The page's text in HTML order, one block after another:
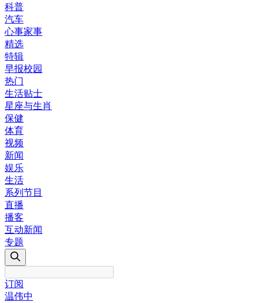
科普
汽车
心事家事
精选
特辑
早报校园
热门
生活贴士
星座与生肖
保健
体育
视频
新闻
娱乐
生活
系列节目
直播
播客
互动新闻
专题
订阅
温伟中